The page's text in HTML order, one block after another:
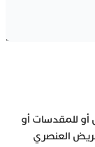
أو للمقدسات أو
العنصري